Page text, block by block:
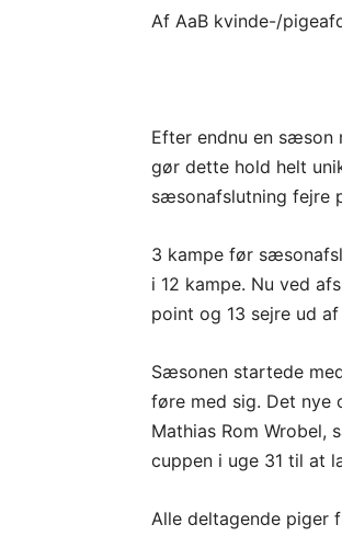
Af AaB kvinde-/
Efter endnu en sæson
gør dette hold helt
sæsonafslutning fejre
3 kampe før
i 12 kampe. Nu ved
point og 13 sejre ud af
Sæsonen startede
føre med sig. Det
Mathias Rom
cuppen i uge 31 til at
Alle deltagende piger